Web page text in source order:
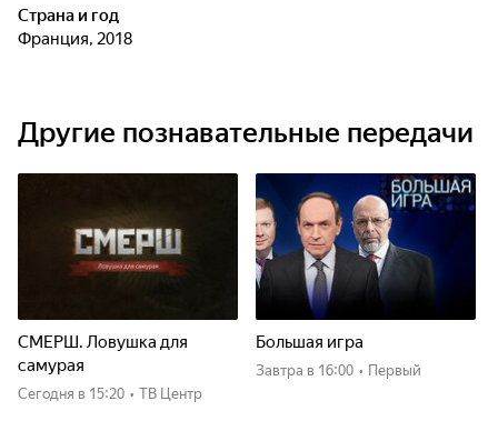
Страна и год
Франция, 2018
Другие познавательные передачи
СМЕРШ. Ловушка для
самурая
Сегодня в 15:20 • ТВ Центр
Большая игра
Завтра в 16:00 • Первый